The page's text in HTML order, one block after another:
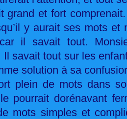
grand et fort
y aurait ses mots et
il savait tout.
savait tout sur les
solution à sa
plein de mots dans
pourrait dorénavant
mots simples et